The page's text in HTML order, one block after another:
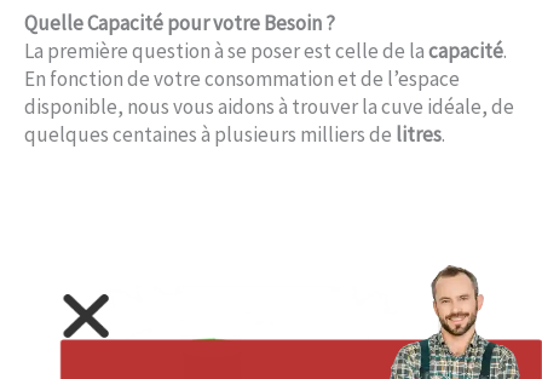
Quelle Capacité pour votre Besoin ?
La première question à se poser est celle de lacapacité.
En fonction de votre consommation et de l’espace
disponible, nous vous aidons à trouver la cuve idéale, de
quelques centaines à plusieurs milliers de litres.